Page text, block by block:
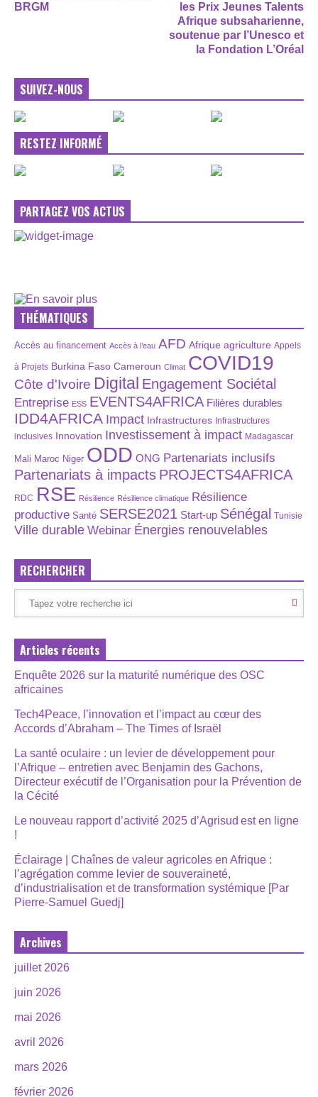
BRGM
les Prix Jeunes Talents
Afrique subsaharienne,
soutenue par l’Unesco et
la Fondation L’Oréal
SUIVEZ-NOUS
RESTEZ INFORMÉ
PARTAGEZ VOS ACTUS
THÉMATIQUES
Accès au financement Accès à l’eau AFD Afrique agriculture Appels
à Projets Burkina Faso Cameroun Climat COVID19
Côte d'Ivoire Digital Engagement Sociétal
Entreprise ESS EVENTS4AFRICA Filières durables
IDD4AFRICA Impact Infrastructures Infrastructures
inclusives Innovation Investissement à impact Madagascar
Mali Maroc Niger ODD ONG Partenariats inclusifs
Partenariats à impacts PROJECTS4AFRICA
RDC RSE Résilience Résilience climatique Résilience
productive Santé SERSE2021 Start-up Sénégal Tunisie
Ville durable Webinar Énergies renouvelables
RECHERCHER
Articles récents
Enquête 2026 sur la maturité numérique des OSC
africaines
Tech4Peace, l’innovation et l’impact au cœur des
Accords d’Abraham – The Times of Israël
La santé oculaire : un levier de développement pour
l’Afrique – entretien avec Benjamin des Gachons,
Directeur exécutif de l’Organisation pour la Prévention de
la Cécité
Le nouveau rapport d’activité 2025 d’Agrisud est en ligne
!
Éclairage | Chaînes de valeur agricoles en Afrique :
l’agrégation comme levier de souveraineté,
d’industrialisation et de transformation systémique [Par
Pierre-Samuel Guedj]
Archives
juillet 2026
juin 2026
mai 2026
avril 2026
mars 2026
février 2026